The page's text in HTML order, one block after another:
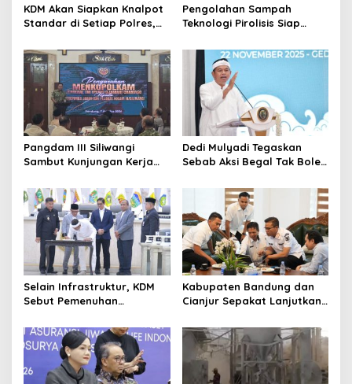
KDM Akan Siapkan Knalpot
Standar di Setiap Polres,
Tertangkap Langsung Ganti
Pengolahan Sampah
Teknologi Pirolisis Siap
Sampah Harian Jawa
Barat
Pangdam III Siliwangi
Sambut Kunjungan Kerja
Perhatian Pemerintah
Dedi Mulyadi Tegaskan
Sebab Aksi Begal Tak Boleh
Ekonomi
Selain Infrastruktur, KDM
Sebut Pemenuhan
Masyarakat Jadi Fokus
APBD Jabar 2027
Kabupaten Bandung dan
Cianjur Sepakat Lanjutkan
Percepat Pertumbuhan
Ekonomi Daerah